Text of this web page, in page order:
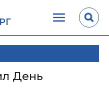
День